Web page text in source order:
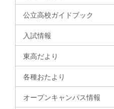
公立高校ガイドブック
入試情報
東高だより
各種おたより
オープンキャンパス情報